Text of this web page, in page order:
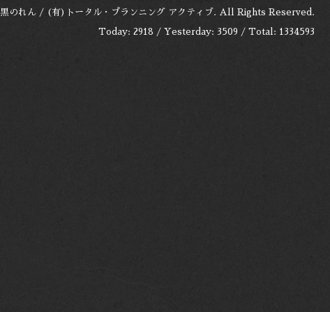
黒のれん / (有)トータル・プランニング アクティブ. All Rights Reserved.
Today: 2918 / Yesterday: 3509 / Total: 1334593